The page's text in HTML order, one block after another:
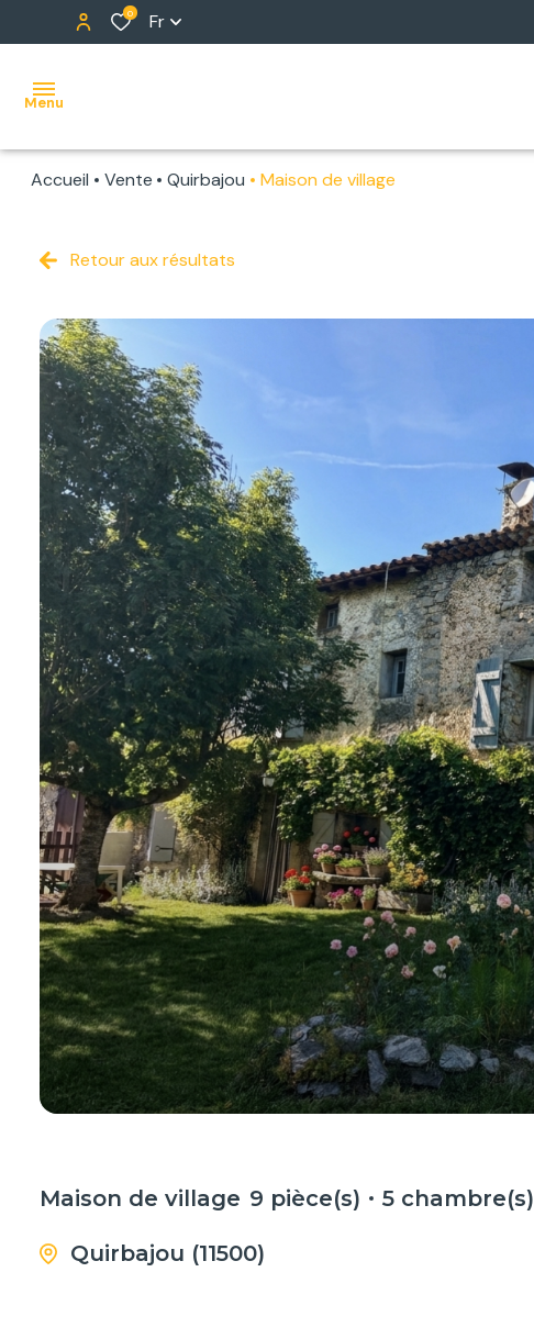
0 Fr
Menu
NOS
ALERTE
E-MAIL
NOTRE
ÉQUIPE
NOS
SERVICES
NOUS
CONTACTER
Accueil Vente Quirbajou Maison de village
Retour aux résultats
Maison de village 9 pièce(s) 5 chambre(s)
Quirbajou (11500)